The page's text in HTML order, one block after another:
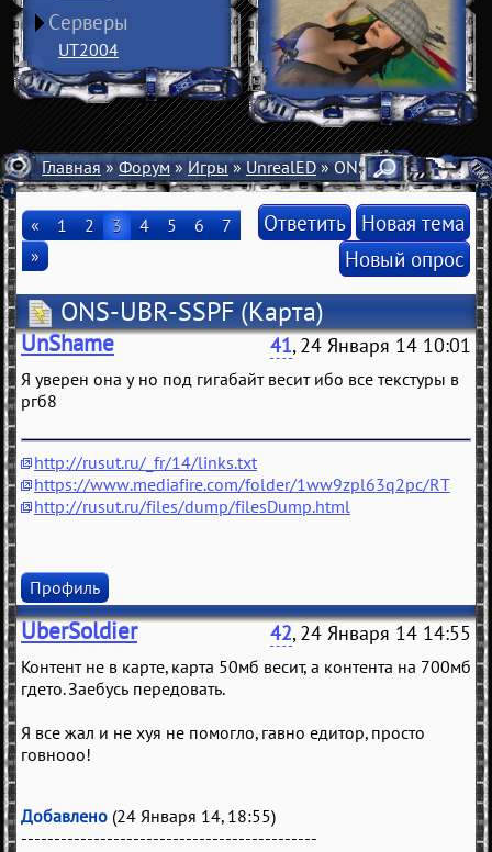
Серверы
UT2004
Главная»Форум»Игры»UnrealED» ONS-UBR-SSPF
« 1 2 3 4 5 6
7
»
Ответить Новая тема
Новый опрос
ONS-UBR-SSPF (Карта)
UnShame 41, 24 Января 14 10:01
Я уверен она у но под гигабайт весит ибо все текстуры в
ргб8
http://rusut.ru/_fr/14/links.txt
https://www.mediafire.com/folder/1ww9zpl63q2pc/RT
http://rusut.ru/files/dump/filesDump.html
Профиль
UberSoldier 42, 24 Января 14 14:55
Контент не в карте, карта 50мб весит, а контента на 700мб
гдето. Заебусь передовать.
Я все жал и не хуя не помогло, гавно едитор, просто
говнооо!
Добавлено (24 Января 14, 18:55)
---------------------------------------------